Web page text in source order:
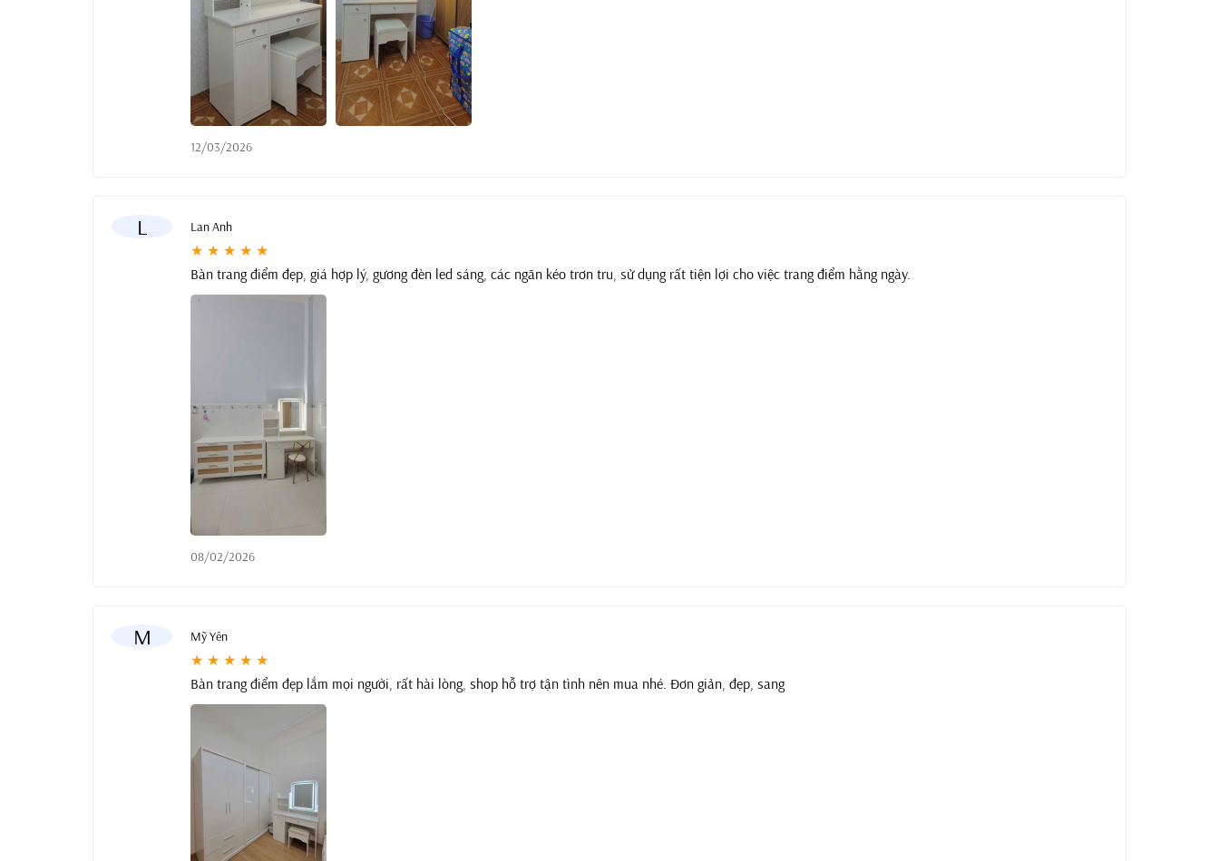
12/03/2026
L Lan Anh
★ ★ ★ ★ ★
Bàn trang điểm đẹp, giá hợp lý, gương đèn led sáng, các ngăn kéo trơn tru, sử dụng rất tiện lợi cho việc trang điểm hằng ngày.
08/02/2026
M Mỹ Yên
★ ★ ★ ★ ★
Bàn trang điểm đẹp lắm mọi người, rất hài lòng, shop hỗ trợ tận tình nên mua nhé. Đơn giản, đẹp, sang